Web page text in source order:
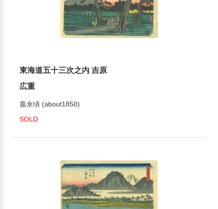
東海道五十三次之内 吉原
広重
嘉永頃 (about1850)
SOLD